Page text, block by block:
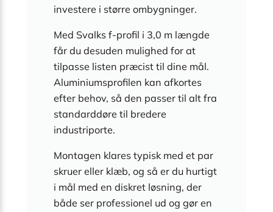
investere i større ombygninger.
Med Svalks f-profil i 3,0 m længde
får du desuden mulighed for at
tilpasse listen præcist til dine mål.
Aluminiumsprofilen kan afkortes
efter behov, så den passer til alt fra
standarddøre til bredere
industriporte.
Montagen klares typisk med et par
skruer eller klæb, og så er du hurtigt
i mål med en diskret løsning, der
både ser professionel ud og gør en